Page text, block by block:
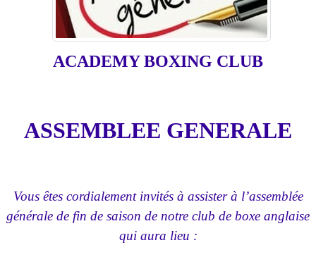
ACADEMY BOXING CLUB
ASSEMBLEE GENERALE
Vous êtes cordialement invités à assister à l’assemblée
générale de fin de saison de notre club de boxe anglaise
qui aura lieu :